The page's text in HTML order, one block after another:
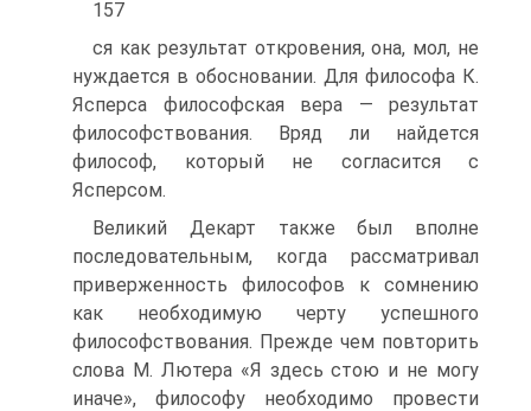
157
ся как результат откровения, она, мол, не
нуждается в обосновании. Для философа К.
Ясперса философская вера — результат
философствования. Вряд ли найдется
философ, который не согласится с
Ясперсом.
Великий Декарт также был вполне
последовательным, когда рассматривал
приверженность философов к сомнению
как необходимую черту успешного
философствования. Прежде чем повторить
слова М. Лютера «Я здесь стою и не могу
иначе», философу необходимо провести